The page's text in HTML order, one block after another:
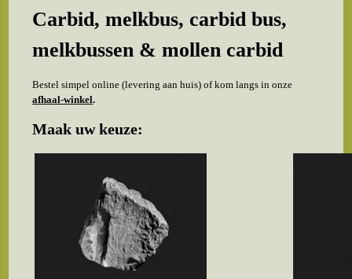
Carbid, melkbus, carbid bus,
melkbussen & mollen carbid
Bestel simpel online (levering aan huis) of kom langs in onze
afhaal-winkel.
Maak uw keuze: